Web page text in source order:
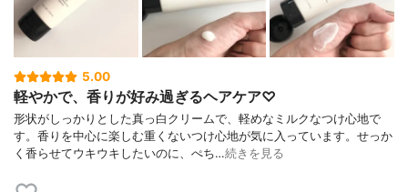
5.00
軽やかで、香りが好み過ぎるヘアケア♡
形状がしっかりとした真っ白クリームで、軽めなミルクなつけ心地で
す。香りを中心に楽しむ重くないつけ心地が気に入っています。せっか
く香らせてウキウキしたいのに、ぺち…続きを見る